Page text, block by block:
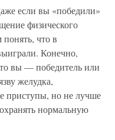
если вы «победили»
физического
что в
Конечно,
вы — победитель или
желудка,
приступы, но не лучше
нормальную